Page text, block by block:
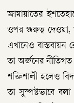
জামায়াতের
ওপর গুরুত্ব দেওয়া,
এখানেও বাস্তবায়ন
তা অর্জনের নীতিগত
শক্তিশালী হলেও
তা সুস্পষ্টভাবে